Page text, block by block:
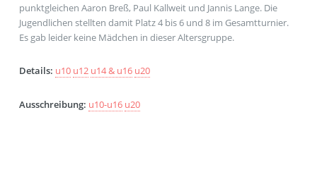
punktgleichen Aaron Breß, Paul Kallweit und Jannis Lange. Die
Jugendlichen stellten damit Platz 4 bis 6 und 8 im Gesamtturnier.
Es gab leider keine Mädchen in dieser Altersgruppe.
Details: u10 u12 u14 & u16 u20
Ausschreibung: u10-u16 u20